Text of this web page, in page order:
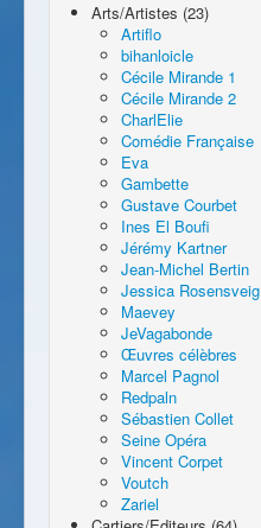
Arts/Artistes (23)
Artiflo
bihanloicle
Cécile Mirande 1
Cécile Mirande 2
CharlElie
Comédie Française
Eva
Gambette
Gustave Courbet
Ines El Boufi
Jérémy Kartner
Jean-Michel Bertin
Jessica Rosensveig
Maevey
JeVagabonde
Œuvres célèbres
Marcel Pagnol
Redpaln
Sébastien Collet
Seine Opéra
Vincent Corpet
Voutch
Zariel